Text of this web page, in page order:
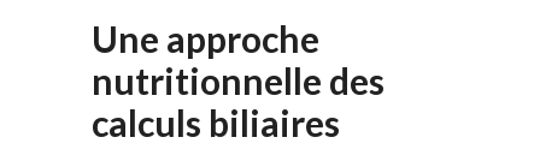
Une approche
nutritionnelle des
calculs biliaires